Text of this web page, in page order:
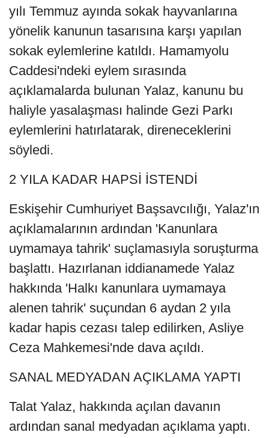
yılı Temmuz ayında sokak hayvanlarına
yönelik kanunun tasarısına karşı yapılan
sokak eylemlerine katıldı. Hamamyolu
Caddesi'ndeki eylem sırasında
açıklamalarda bulunan Yalaz, kanunu bu
haliyle yasalaşması halinde Gezi Parkı
eylemlerini hatırlatarak, direneceklerini
söyledi.
2 YILA KADAR HAPSİ İSTENDİ
Eskişehir Cumhuriyet Başsavcılığı, Yalaz'ın
açıklamalarının ardından 'Kanunlara
uymamaya tahrik' suçlamasıyla soruşturma
başlattı. Hazırlanan iddianamede Yalaz
hakkında 'Halkı kanunlara uymamaya
alenen tahrik' suçundan 6 aydan 2 yıla
kadar hapis cezası talep edilirken, Asliye
Ceza Mahkemesi'nde dava açıldı.
SANAL MEDYADAN AÇIKLAMA YAPTI
Talat Yalaz, hakkında açılan davanın
ardından sanal medyadan açıklama yaptı.